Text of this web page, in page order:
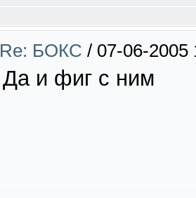
Re: БОКС / 07-06-2005
Да и фиг с ним